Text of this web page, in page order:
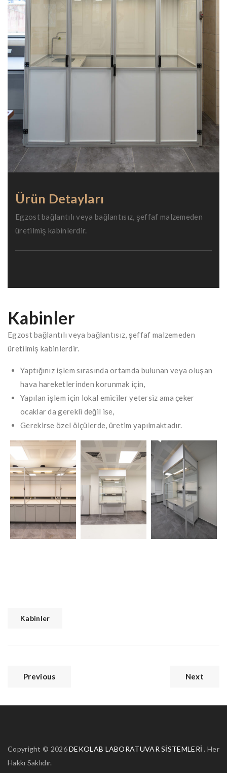
Ürün Detayları
Egzost bağlantılı veya bağlantısız, şeffaf malzemeden
üretilmiş kabinlerdir.
Kabinler
Egzost bağlantılı veya bağlantısız, şeffaf malzemeden
üretilmiş kabinlerdir.
Yaptığınız işlem sırasında ortamda bulunan veya oluşan
hava hareketlerinden korunmak için,
Yapılan işlem için lokal emiciler yetersiz ama çeker
ocaklar da gerekli değil ise,
Gerekirse özel ölçülerde, üretim yapılmaktadır.
Kabinler
Previous Next
Copyright © 2026DEKOLAB LABORATUVAR SİSTEMLERİ . Her
Hakkı Saklıdır.